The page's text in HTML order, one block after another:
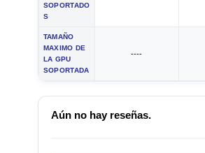
SOPORTADO
S
TAMAÑO
MAXIMO DE
LA GPU
SOPORTADA
----
Aún no hay reseñas.